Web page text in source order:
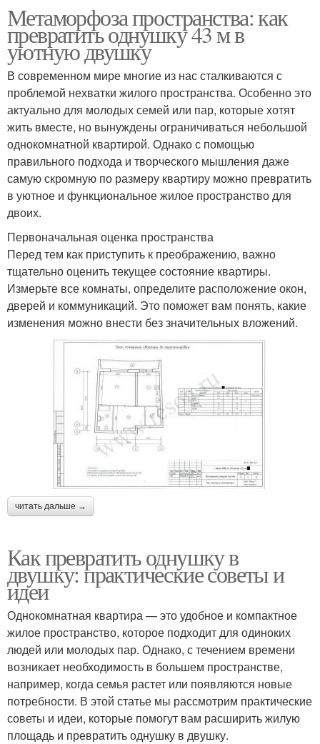
Метаморфоза пространства: как
превратить однушку 43 м в
уютную двушку
В современном мире многие из нас сталкиваются с
проблемой нехватки жилого пространства. Особенно это
актуально для молодых семей или пар, которые хотят
жить вместе, но вынуждены ограничиваться небольшой
однокомнатной квартирой. Однако с помощью
правильного подхода и творческого мышления даже
самую скромную по размеру квартиру можно превратить
в уютное и функциональное жилое пространство для
двоих.
Первоначальная оценка пространства
Перед тем как приступить к преображению, важно
тщательно оценить текущее состояние квартиры.
Измерьте все комнаты, определите расположение окон,
дверей и коммуникаций. Это поможет вам понять, какие
изменения можно внести без значительных вложений.
читать дальше →
Как превратить однушку в
двушку: практические советы и
идеи
Однокомнатная квартира — это удобное и компактное
жилое пространство, которое подходит для одиноких
людей или молодых пар. Однако, с течением времени
возникает необходимость в большем пространстве,
например, когда семья растет или появляются новые
потребности. В этой статье мы рассмотрим практические
советы и идеи, которые помогут вам расширить жилую
площадь и превратить однушку в двушку.